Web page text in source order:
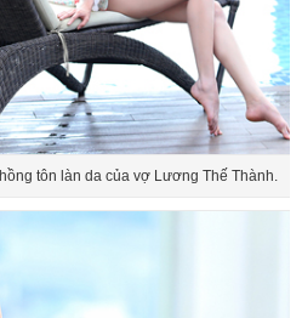
tôn làn da của vợ Lương Thế Thành.